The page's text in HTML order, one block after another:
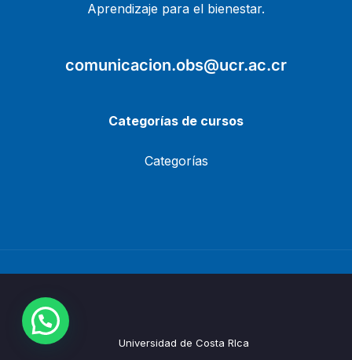
Aprendizaje para el bienestar.
comunicacion.obs@ucr.ac.cr
Categorías de cursos
Categorías
Universidad de Costa RIca